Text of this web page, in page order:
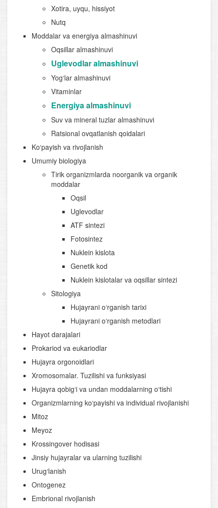
Xotira, uyqu, hissiyot
Nutq
Moddalar va energiya almashinuvi
Oqsillar almashinuvi
Uglevodlar almashinuvi
Yog‘lar almashinuvi
Vitaminlar
Energiya almashinuvi
Suv va mineral tuzlar almashinuvi
Ratsional ovqatlanish qoidalari
Ko‘payish va rivojlanish
Umumiy biologiya
Tirik organizmlarda noorganik va organik
moddalar
Oqsil
Uglevodlar
ATF sintezi
Fotosintez
Nuklein kislota
Genetik kod
Nuklein kislotalar va oqsillar sintezi
Sitologiya
Hujayrani o‘rganish tarixi
Hujayrani o‘rganish metodlari
Hayot darajalari
Prokariod va eukariodlar
Hujayra orgonoidlari
Xromosomalar. Tuzilishi va funksiyasi
Hujayra qobig‘i va undan moddalarning o‘tishi
Organizmlarning ko‘payishi va individual rivojlanishi
Mitoz
Meyoz
Krossingover hodisasi
Jinsiy hujayralar va ularning tuzilishi
Urug‘lanish
Ontogenez
Embrional rivojlanish